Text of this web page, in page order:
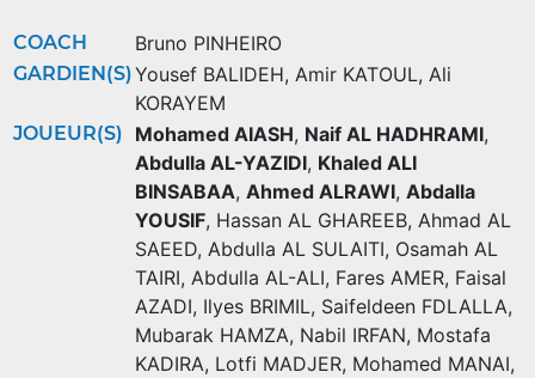
COACH Bruno PINHEIRO
GARDIEN(S)Yousef BALIDEH, Amir KATOUL, Ali
KORAYEM
JOUEUR(S) Mohamed AIASH, Naif AL HADHRAMI,
Abdulla AL-YAZIDI, Khaled ALI
BINSABAA, Ahmed ALRAWI, Abdalla
YOUSIF, Hassan AL GHAREEB, Ahmad AL
SAEED, Abdulla AL SULAITI, Osamah AL
TAIRI, Abdulla AL-ALI, Fares AMER, Faisal
AZADI, Ilyes BRIMIL, Saifeldeen FDLALLA,
Mubarak HAMZA, Nabil IRFAN, Mostafa
KADIRA, Lotfi MADJER, Mohamed MANAI,